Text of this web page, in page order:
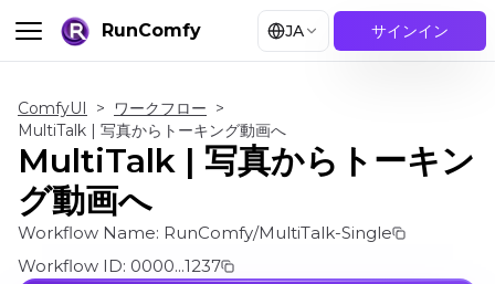
RunComfy JA サインイン
ComfyUI > ワークフロー >
MultiTalk | 写真からトーキング動画へ
MultiTalk | 写真からトーキン
グ動画へ
Workflow Name: RunComfy/MultiTalk-Single
Workflow ID: 0000...1237